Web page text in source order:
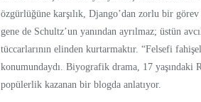
özgürlüğüne karşılık, Django’dan zorlu bir
gene de Schultz’un yanından ayrılmaz; üstün
tüccarlarının elinden kurtarmaktır. “Felsefi
konumundaydı. Biyografik drama, 17
popülerlik kazanan bir blogda anlatıyor.